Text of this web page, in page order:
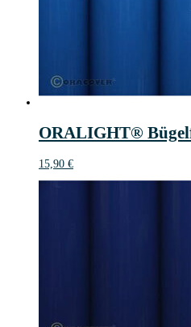
ORALIGHT®
15,90 €